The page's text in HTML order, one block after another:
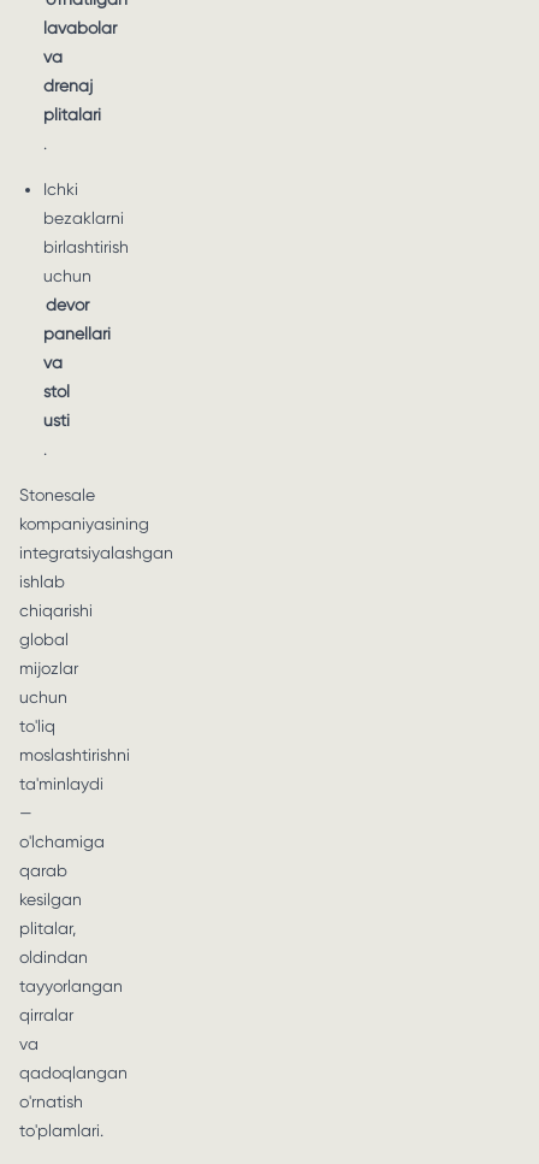
lavabolar
va
drenaj
plitalari
.
Ichki
bezaklarni
birlashtirish
uchun
devor
panellari
va
stol
usti
.
Stonesale
kompaniyasining
integratsiyalashgan
ishlab
chiqarishi
global
mijozlar
uchun
to'liq
moslashtirishni
ta'minlaydi
—
o'lchamiga
qarab
kesilgan
plitalar,
oldindan
tayyorlangan
qirralar
va
qadoqlangan
o'rnatish
to'plamlari.